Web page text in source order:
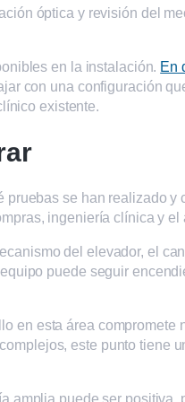
óptica y revisión del
en la instalación. En
con una configuración
existente.
se han realizado
ingeniería clínica y
del elevador, el
puede seguir
en esta área
este punto tiene
puede ser